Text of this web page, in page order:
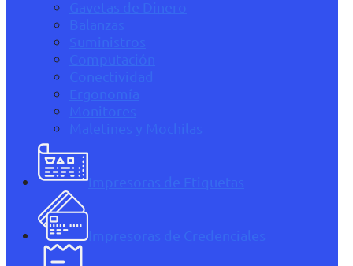
Gavetas de Dinero
Balanzas
Suministros
Computación
Conectividad
Ergonomía
Monitores
Maletines y Mochilas
Impresoras de Etiquetas
Impresoras de Credenciales